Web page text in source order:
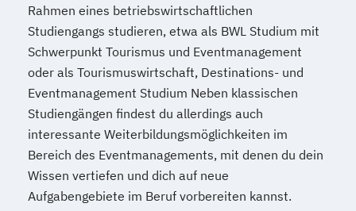
Rahmen eines betriebswirtschaftlichen
Studiengangs studieren, etwa als BWL Studium mit
Schwerpunkt Tourismus und Eventmanagement
oder als Tourismuswirtschaft, Destinations- und
Eventmanagement Studium Neben klassischen
Studiengängen findest du allerdings auch
interessante Weiterbildungsmöglichkeiten im
Bereich des Eventmanagements, mit denen du dein
Wissen vertiefen und dich auf neue
Aufgabengebiete im Beruf vorbereiten kannst.